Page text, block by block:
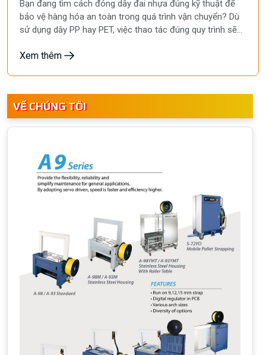
VỀ CHÚNG TÔI
Bạn đang tìm cách đóng dây đai nhựa đúng kỹ thuật để
bảo vệ hàng hóa an toàn trong quá trình vận chuyển? Dù
sử dụng dây PP hay PET, việc thao tác đúng quy trình sẽ
cùng Hyunpack theo dõi bài viết sau để nắm rõ hướng dẫn
Xem thêm